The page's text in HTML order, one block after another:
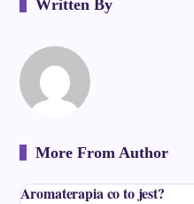
Written By
More From Author
Aromaterapia co to jest?